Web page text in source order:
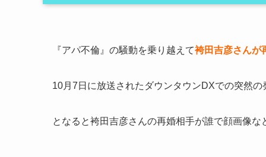
『アパ不倫』の騒動を乗り越えて袴田吉彦さんが
10月7日に放送されたダウンタウンDXでの突然
となると袴田吉彦さんの再婚相手が誰で顔画像な